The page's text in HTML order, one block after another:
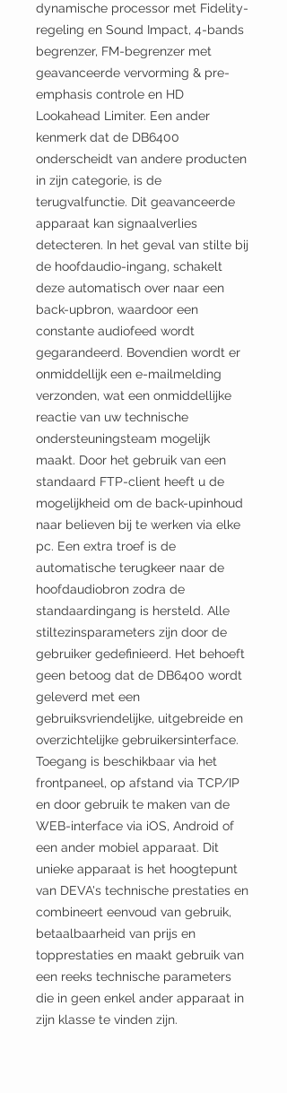
dynamische processor met Fidelity-
regeling en Sound Impact, 4-bands
begrenzer, FM-begrenzer met
geavanceerde vervorming & pre-
emphasis controle en HD
Lookahead Limiter. Een ander
kenmerk dat de DB6400
onderscheidt van andere producten
in zijn categorie, is de
terugvalfunctie. Dit geavanceerde
apparaat kan signaalverlies
detecteren. In het geval van stilte bij
de hoofdaudio-ingang, schakelt
deze automatisch over naar een
back-upbron, waardoor een
constante audiofeed wordt
gegarandeerd. Bovendien wordt er
onmiddellijk een e-mailmelding
verzonden, wat een onmiddellijke
reactie van uw technische
ondersteuningsteam mogelijk
maakt. Door het gebruik van een
standaard FTP-client heeft u de
mogelijkheid om de back-upinhoud
naar believen bij te werken via elke
pc. Een extra troef is de
automatische terugkeer naar de
hoofdaudiobron zodra de
standaardingang is hersteld. Alle
stiltezinsparameters zijn door de
gebruiker gedefinieerd. Het behoeft
geen betoog dat de DB6400 wordt
geleverd met een
gebruiksvriendelijke, uitgebreide en
overzichtelijke gebruikersinterface.
Toegang is beschikbaar via het
frontpaneel, op afstand via TCP/IP
en door gebruik te maken van de
WEB-interface via iOS, Android of
een ander mobiel apparaat. Dit
unieke apparaat is het hoogtepunt
van DEVA's technische prestaties en
combineert eenvoud van gebruik,
betaalbaarheid van prijs en
topprestaties en maakt gebruik van
een reeks technische parameters
die in geen enkel ander apparaat in
zijn klasse te vinden zijn.